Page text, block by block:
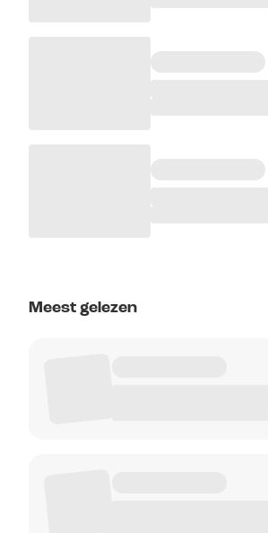
Meest gelezen